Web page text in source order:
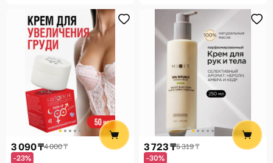
3 090 ₸4 000 ₸
-23%
3 723 ₸5 319 ₸
-30%